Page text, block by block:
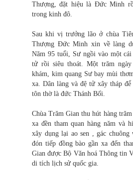
Thượng, đặt hiệu là Đức Minh
trong kinh đô.
Sau khi vị trưởng lão ở chùa
Thượng Đức Minh xin về làng
Năm 95 tuổi, Sư ngồi vào một
tử rồi siêu thoát. Một trăm
khám, kim quang Sư bay mùi
xa. Dân làng và đệ tử xây tháp
tôn thờ là đức Thánh Bối.
Chùa Trăm Gian thu hút hàng
xa đền tham quan hàng năm và
xây dụng lại ao sen , gác chuông
đón tiếp đồng bào gần xa đến
Gian được Bộ Văn hoá Thông tin
di tích lịch sử quốc gia.